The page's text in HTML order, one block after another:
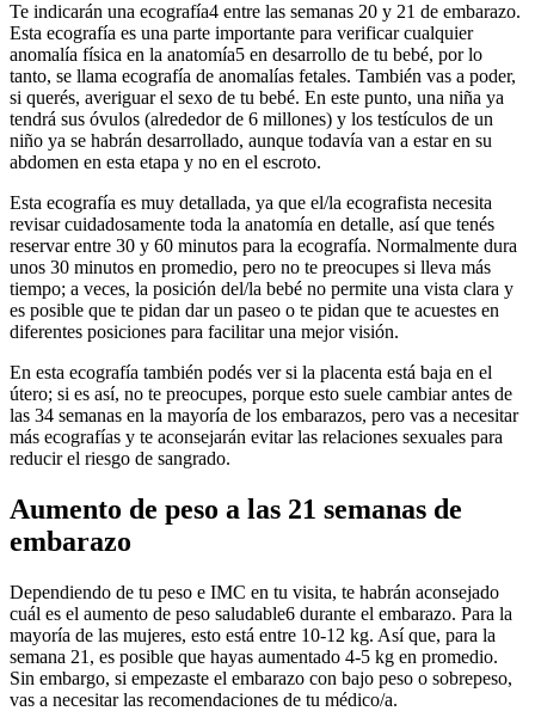
Te indicarán una ecografía4 entre las semanas 20 y 21 de embarazo.
Esta ecografía es una parte importante para verificar cualquier
anomalía física en la anatomía5 en desarrollo de tu bebé, por lo
tanto, se llama ecografía de anomalías fetales. También vas a poder,
si querés, averiguar el sexo de tu bebé. En este punto, una niña ya
tendrá sus óvulos (alrededor de 6 millones) y los testículos de un
niño ya se habrán desarrollado, aunque todavía van a estar en su
abdomen en esta etapa y no en el escroto.
Esta ecografía es muy detallada, ya que el/la ecografista necesita
revisar cuidadosamente toda la anatomía en detalle, así que tenés
reservar entre 30 y 60 minutos para la ecografía. Normalmente dura
unos 30 minutos en promedio, pero no te preocupes si lleva más
tiempo; a veces, la posición del/la bebé no permite una vista clara y
es posible que te pidan dar un paseo o te pidan que te acuestes en
diferentes posiciones para facilitar una mejor visión.
En esta ecografía también podés ver si la placenta está baja en el
útero; si es así, no te preocupes, porque esto suele cambiar antes de
las 34 semanas en la mayoría de los embarazos, pero vas a necesitar
más ecografías y te aconsejarán evitar las relaciones sexuales para
reducir el riesgo de sangrado.
Aumento de peso a las 21 semanas de
embarazo
Dependiendo de tu peso e IMC en tu visita, te habrán aconsejado
cuál es el aumento de peso saludable6 durante el embarazo. Para la
mayoría de las mujeres, esto está entre 10-12 kg. Así que, para la
semana 21, es posible que hayas aumentado 4-5 kg en promedio.
Sin embargo, si empezaste el embarazo con bajo peso o sobrepeso,
vas a necesitar las recomendaciones de tu médico/a.